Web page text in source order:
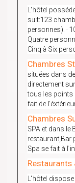
L'hôtel
suit:123
personnes). ·
Quatre
Cinq à Six
Chambres
situées dans
directement
tous les points
fait de
Chambres
SPA et dans le
restaurant,Bar
Spa se fait à
Restaurants
L'hôtel